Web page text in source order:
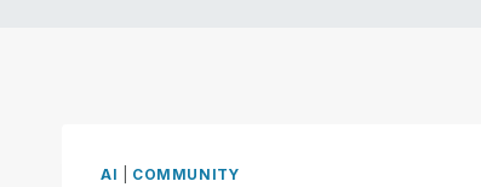
AI COMMUNITY